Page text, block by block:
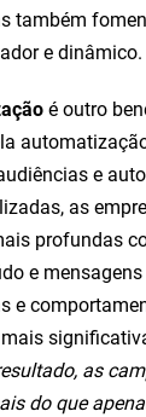
também
e dinâmico.
é outro
e
as
profundas
e
e
as
do que